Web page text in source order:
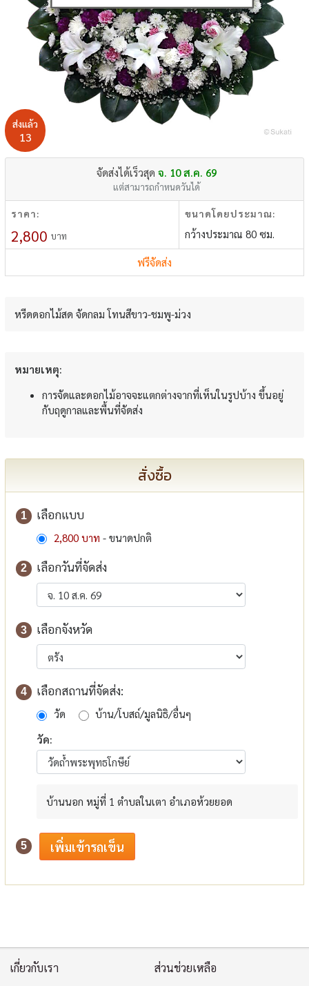
ส่งแล้ว
13
จัดส่งได้เร็วสุด จ. 10 ส.ค. 69
แต่สามารถกำหนดวันได้
ราคา:
2,800 บาท
ขนาดโดยประมาณ:
กว้างประมาณ 80 ซม.
ฟรีจัดส่ง
หรีดดอกไม้สด จัดกลม โทนสีขาว-ชมพู-ม่วง
หมายเหตุ:
การจัดและดอกไม้อาจจะแตกต่างจากที่เห็นในรูปบ้าง ขึ้นอยู่
กับฤดูกาลและพื้นที่จัดส่ง
สั่งซื้อ
1 เลือกแบบ
2,800 บาท - ขนาดปกติ
2 เลือกวันที่จัดส่ง
3 เลือกจังหวัด
4 เลือกสถานที่จัดส่ง:
วัด
บ้าน/โบสถ์/มูลนิธิ/อื่นๆ
วัด:
บ้านนอก หมู่ที่ 1 ตำบลในเตา อำเภอห้วยยอด
5
เกี่ยวกับเรา ส่วนช่วยเหลือ